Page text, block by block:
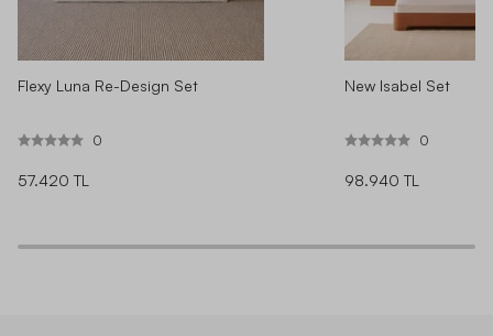
Flexy Luna Re-Design Set
0
57.420 TL
New Isabel Set
0
98.940 TL